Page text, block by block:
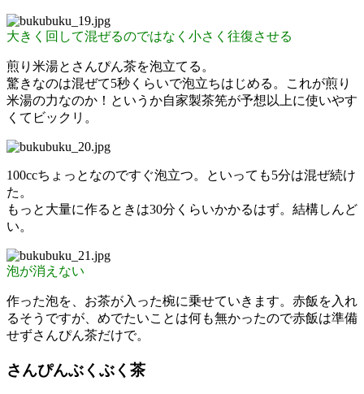
大きく回して混ぜるのではなく小さく往復させる
煎り米湯とさんぴん茶を泡立てる。
驚きなのは混ぜて5秒くらいで泡立ちはじめる。これが煎り
米湯の力なのか！というか自家製茶筅が予想以上に使いやす
くてビックリ。
100ccちょっとなのですぐ泡立つ。といっても5分は混ぜ続け
た。
もっと大量に作るときは30分くらいかかるはず。結構しんど
い。
泡が消えない
作った泡を、お茶が入った椀に乗せていきます。赤飯を入れ
るそうですが、めでたいことは何も無かったので赤飯は準備
せずさんぴん茶だけで。
さんぴんぶくぶく茶